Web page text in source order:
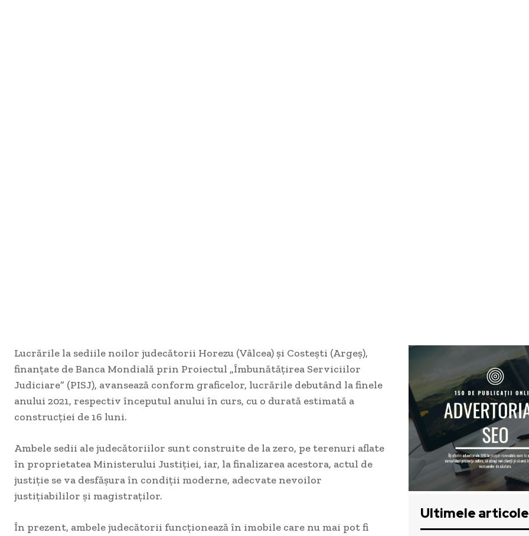
Lucrările la sediile noilor judecătorii Horezu (Vâlcea) și Costești (Argeș),
finanțate de Banca Mondială prin Proiectul „Îmbunătățirea Serviciilor
Judiciare” (PISJ), avansează conform graficelor, lucrările debutând la finele
anului 2021, respectiv începutul anului în curs, cu o durată estimată a
construcției de 16 luni.
Ambele sedii ale judecătoriilor sunt construite de la zero, pe terenuri aflate
în proprietatea Ministerului Justiției, iar, la finalizarea acestora, actul de
justiție se va desfășura în condiții moderne, adecvate nevoilor
justițiabililor și magistraților.
În prezent, ambele judecătorii funcționează în imobile care nu mai pot fi
Ultimele articole